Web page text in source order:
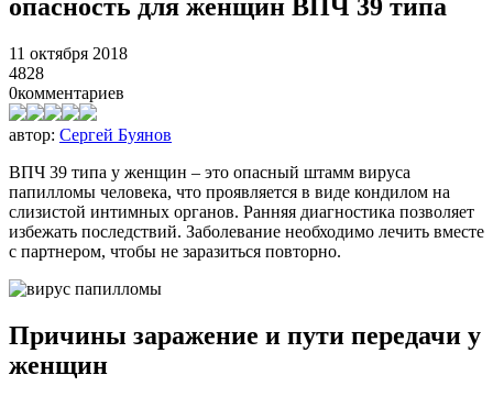
опасность для женщин ВПЧ 39 типа
11 октября 2018
4828
0комментариев
автор: Сергей Буянов
ВПЧ 39 типа у женщин – это опасный штамм вируса
папилломы человека, что проявляется в виде кондилом на
слизистой интимных органов. Ранняя диагностика позволяет
избежать последствий. Заболевание необходимо лечить вместе
с партнером, чтобы не заразиться повторно.
Причины заражение и пути передачи у
женщин